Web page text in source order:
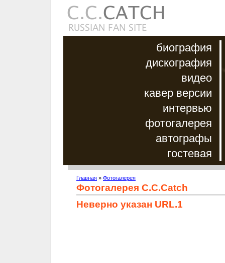
биография
дискография
видео
кавер версии
интервью
фотогалерея
автографы
гостевая
Главная » Фотогалерея
Фотогалерея C.C.Catch
Неверно указан URL.1